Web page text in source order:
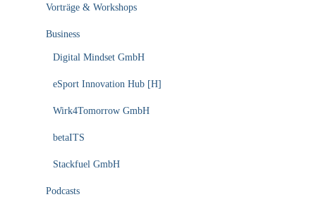
Vorträge & Workshops
Business
Digital Mindset GmbH
eSport Innovation Hub [H]
Wirk4Tomorrow GmbH
betaITS
Stackfuel GmbH
Podcasts